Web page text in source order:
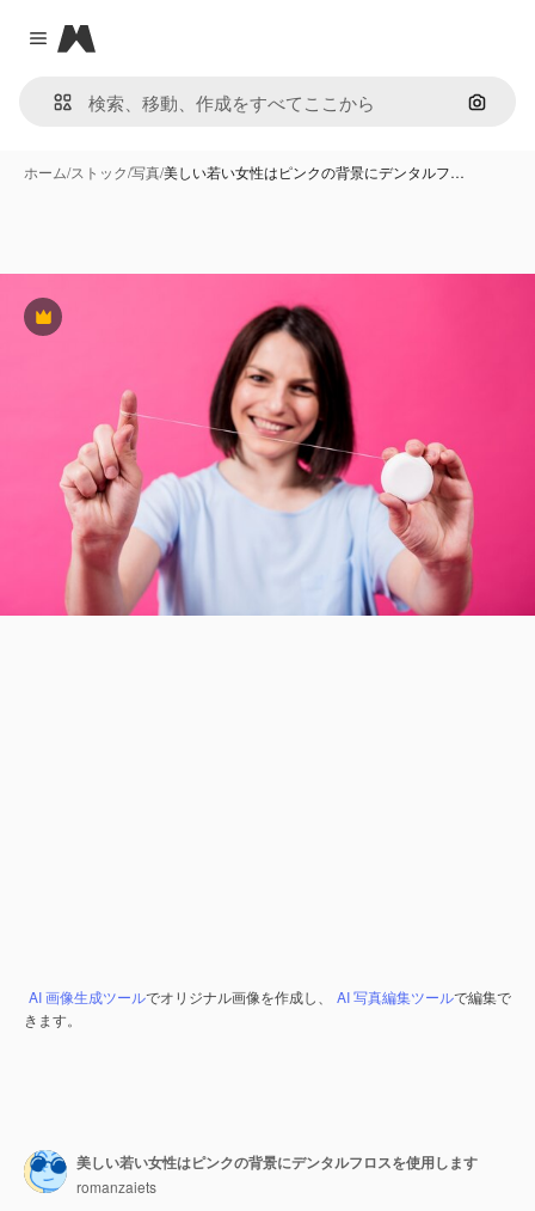
Close menu
Magnific
画像で
ホーム/ストック/写真/美しい若い女性はピンクの背景にデンタルフ…
Premium
AI 画像生成ツールでオリジナル画像を作成し、 AI 写真編集ツールで編集で
きます。
美しい若い女性はピンクの背景にデンタルフロスを使用します
romanzaiets